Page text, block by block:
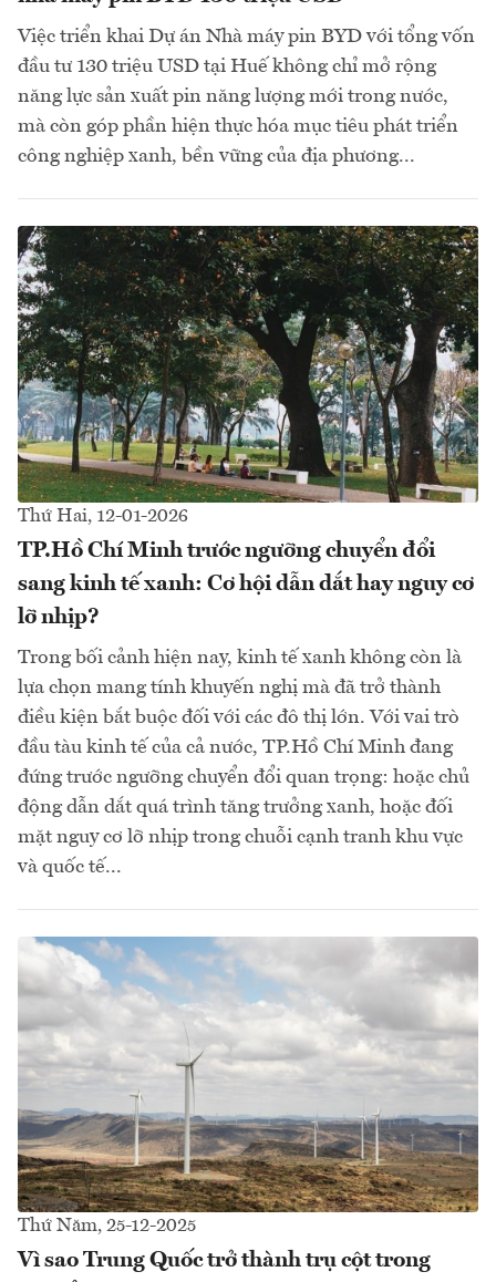
Việc triển khai Dự án Nhà máy pin BYD với tổng vốn
đầu tư 130 triệu USD tại Huế không chỉ mở rộng
năng lực sản xuất pin năng lượng mới trong nước,
mà còn góp phần hiện thực hóa mục tiêu phát triển
công nghiệp xanh, bền vững của địa phương...
Thứ Hai, 12-01-2026
TP.Hồ Chí Minh trước ngưỡng chuyển đổi
sang kinh tế xanh: Cơ hội dẫn dắt hay nguy cơ
lỡ nhịp?
Trong bối cảnh hiện nay, kinh tế xanh không còn là
lựa chọn mang tính khuyến nghị mà đã trở thành
điều kiện bắt buộc đối với các đô thị lớn. Với vai trò
đầu tàu kinh tế của cả nước, TP.Hồ Chí Minh đang
đứng trước ngưỡng chuyển đổi quan trọng: hoặc chủ
động dẫn dắt quá trình tăng trưởng xanh, hoặc đối
mặt nguy cơ lỡ nhịp trong chuỗi cạnh tranh khu vực
và quốc tế...
Thứ Năm, 25-12-2025
Vì sao Trung Quốc trở thành trụ cột trong